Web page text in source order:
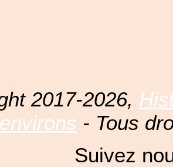
2017-2026,
- Tous
Suivez